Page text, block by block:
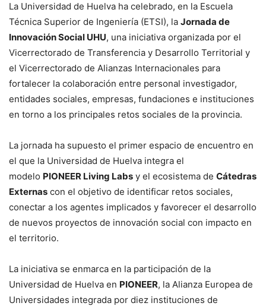
La Universidad de Huelva ha celebrado, en la Escuela
Técnica Superior de Ingeniería (ETSI), la Jornada de
Innovación Social UHU, una iniciativa organizada por el
Vicerrectorado de Transferencia y Desarrollo Territorial y
el Vicerrectorado de Alianzas Internacionales para
fortalecer la colaboración entre personal investigador,
entidades sociales, empresas, fundaciones e instituciones
en torno a los principales retos sociales de la provincia.
La jornada ha supuesto el primer espacio de encuentro en
el que la Universidad de Huelva integra el
modelo PIONEER Living Labs y el ecosistema de Cátedras
Externas con el objetivo de identificar retos sociales,
conectar a los agentes implicados y favorecer el desarrollo
de nuevos proyectos de innovación social con impacto en
el territorio.
La iniciativa se enmarca en la participación de la
Universidad de Huelva en PIONEER, la Alianza Europea de
Universidades integrada por diez instituciones de